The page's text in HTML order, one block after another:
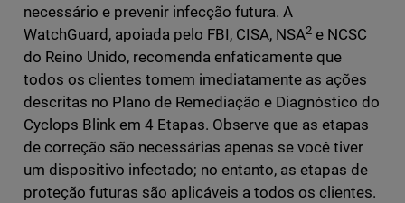
necessário e prevenir infecção futura. A
WatchGuard, apoiada pelo FBI, CISA, NSA2 e NCSC
do Reino Unido, recomenda enfaticamente que
todos os clientes tomem imediatamente as ações
descritas no Plano de Remediação e Diagnóstico do
Cyclops Blink em 4 Etapas. Observe que as etapas
de correção são necessárias apenas se você tiver
um dispositivo infectado; no entanto, as etapas de
proteção futuras são aplicáveis a todos os clientes.